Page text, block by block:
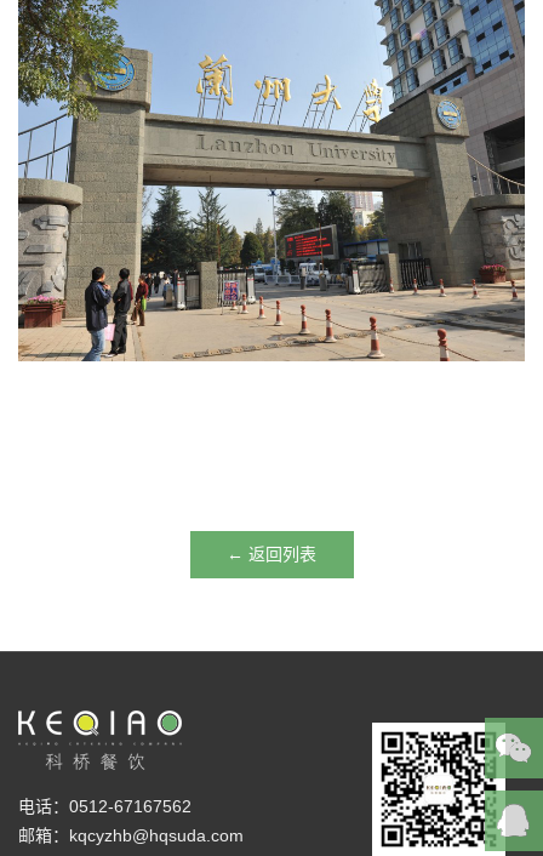
← 返回列表
电话：0512-67167562
邮箱：kqcyzhb@hqsuda.com